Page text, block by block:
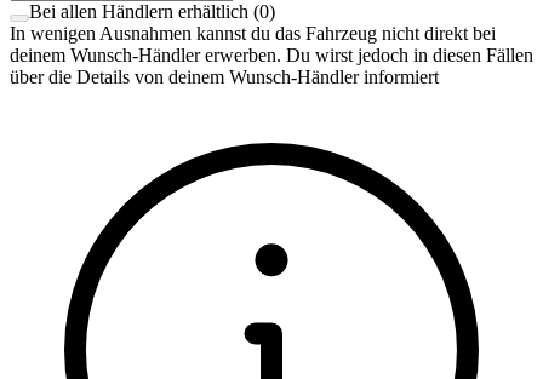
Bei allen Händlern erhältlich (0)
In wenigen Ausnahmen kannst du das Fahrzeug nicht direkt bei
deinem Wunsch-Händler erwerben. Du wirst jedoch in diesen Fällen
über die Details von deinem Wunsch-Händler informiert